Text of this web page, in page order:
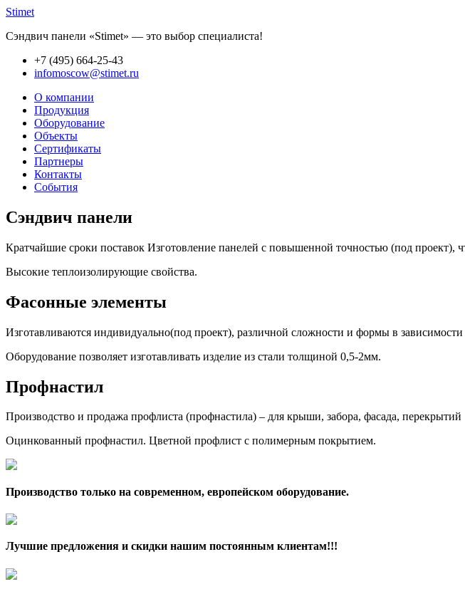
Stimet
Сэндвич панели «Stimet» — это выбор специалиста!
+7 (495) 664-25-43
infomoscow@stimet.ru
О компании
Продукция
Оборудование
Объекты
Сертификаты
Партнеры
Контакты
События
Сэндвич панели
Кратчайшие сроки поставок Изготовление панелей с повышенной точностью (под проект),
Высокие теплоизолирующие свойства.
Фасонные элементы
Изготавливаются индивидуально(под проект), различной сложности и формы в зависимости
Оборудование позволяет изготавливать изделие из стали толщиной 0,5-2мм.
Профнастил
Производство и продажа профлиста (профнастила) – для крыши, забора, фасада, перекрытий
Оцинкованный профнастил. Цветной профлист с полимерным покрытием.
Производство только на современном, европейском оборудование.
Лучшие предложения и скидки нашим постоянным клиентам!!!